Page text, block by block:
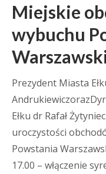
Miejskie
wybuchu
Prezydent Miasta
Ełku dr Rafał
uroczystości
Powstania
17.00 – włączenie